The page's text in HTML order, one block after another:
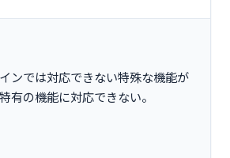
ンでは対応できない特殊な機能が
有の機能に対応できない。